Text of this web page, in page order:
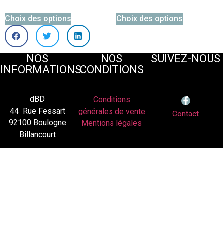
Choix des options Choix des options
NOS
INFORMATIONS
dBD
44 Rue Fessart
92100 Boulogne
Billancourt
NOS
CONDITIONS
Conditions
générales de vente
Mentions légales
SUIVEZ-NOUS
Contact